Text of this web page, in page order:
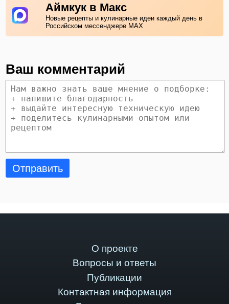
Аймкук в Макс
Новые рецепты и кулинарные идеи каждый день в
Российском мессенджере MAX
Ваш комментарий
Отправить
О проекте
Вопросы и ответы
Публикации
Контактная информация